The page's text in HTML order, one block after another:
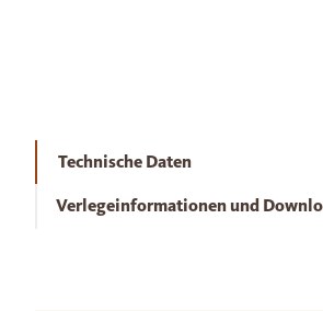
Technische Daten
Verlegeinformationen und